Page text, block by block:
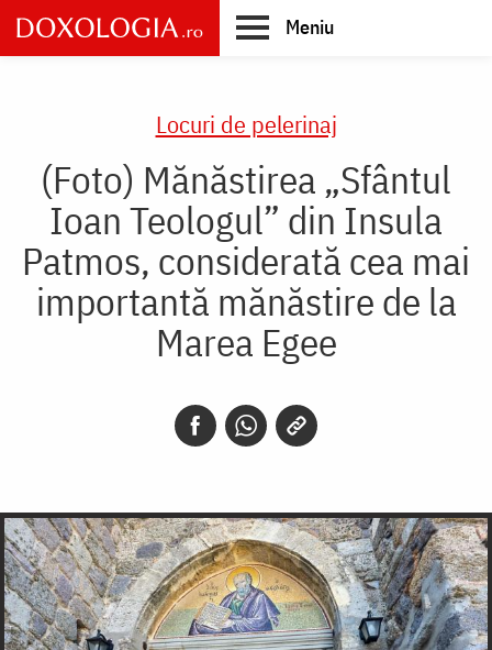
Skip
to
main
Meniu
Locuri de pelerinaj
(Foto) Mănăstirea „Sfântul
Ioan Teologul” din Insula
Patmos, considerată cea mai
importantă mănăstire de la
Marea Egee